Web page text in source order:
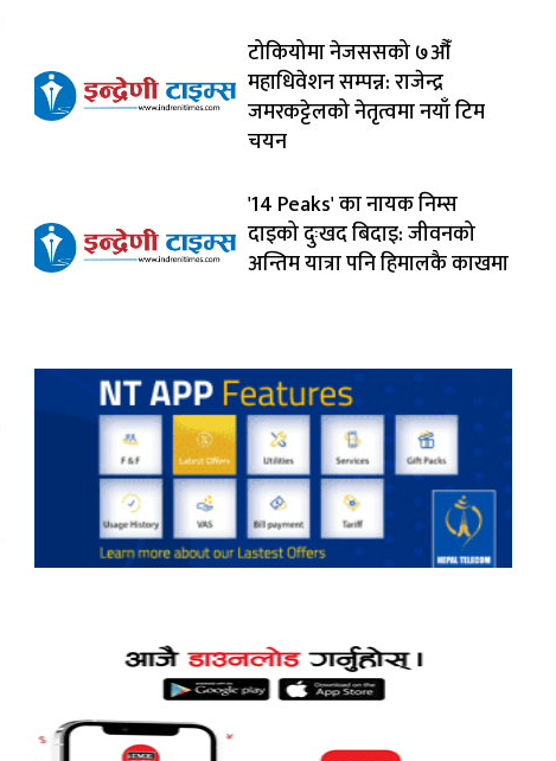
टोकियोमा नेजससको ७औँ
महाधिवेशन सम्पन्न: राजेन्द्र
जमरकट्टेलको नेतृत्वमा नयाँ टिम
चयन
'14 Peaks' का नायक निम्स
दाइको दुःखद बिदाइ: जीवनको
अन्तिम यात्रा पनि हिमालकै काखमा